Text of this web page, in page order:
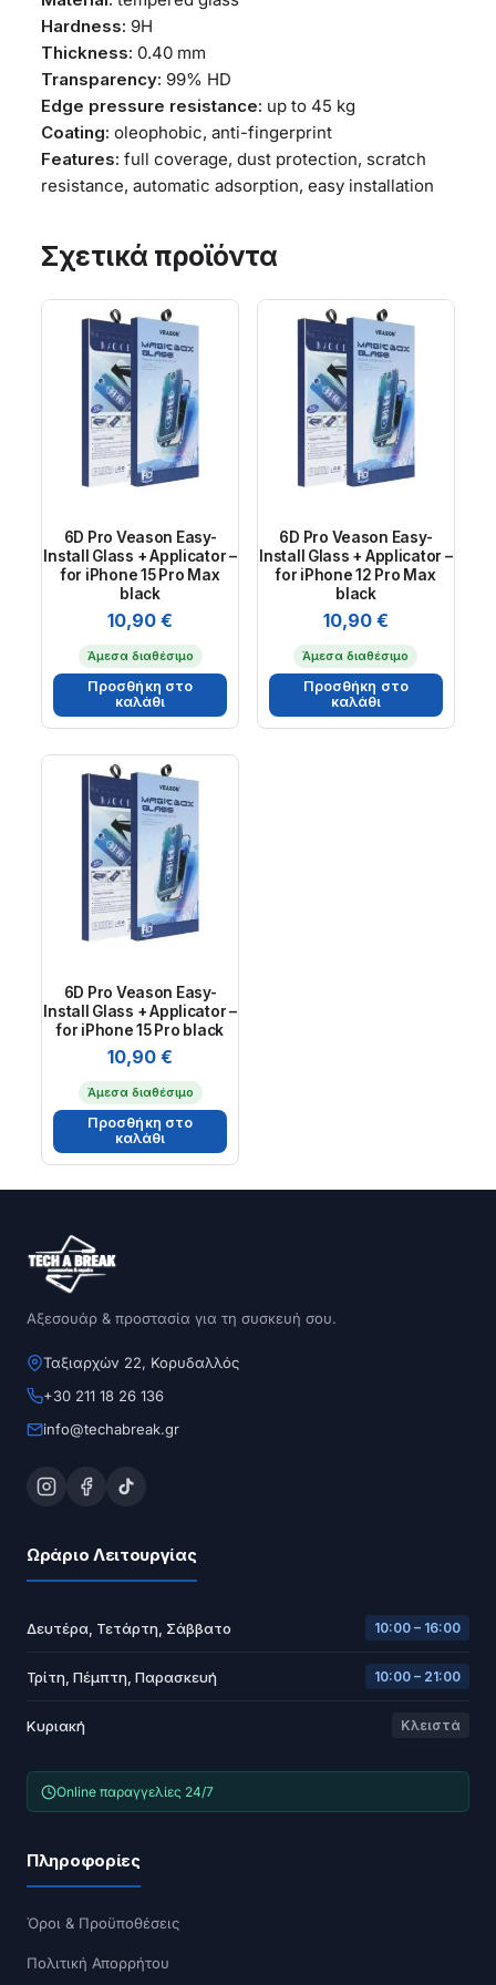
Hardness: 9H
Thickness: 0.40 mm
Transparency: 99% HD
Edge pressure resistance: up to 45 kg
Coating: oleophobic, anti-fingerprint
Features: full coverage, dust protection, scratch
resistance, automatic adsorption, easy installation
Σχετικά προϊόντα
6D Pro Veason Easy-
Install Glass + Applicator –
for iPhone 15 Pro Max
black
10,90€
Άμεσα διαθέσιμο
Προσθήκη στο
καλάθι
6D Pro Veason Easy-
Install Glass + Applicator –
for iPhone 12 Pro Max
black
10,90 €
Άμεσα διαθέσιμο
Προσθήκη στο
καλάθι
6D Pro Veason Easy-
Install Glass + Applicator –
for iPhone 15 Pro black
10,90€
Άμεσα διαθέσιμο
Προσθήκη στο
καλάθι
Αξεσουάρ & προστασία για τη συσκευή σου.
Ταξιαρχών 22, Κορυδαλλός
+30 211 18 26 136
info@techabreak.gr
Ωράριο Λειτουργίας
Δευτέρα, Τετάρτη, Σάββατο 10:00 – 16:00
Τρίτη, Πέμπτη, Παρασκευή 10:00 – 21:00
Κυριακή Κλειστά
Online παραγγελίες 24/7
Πληροφορίες
Όροι & Προϋποθέσεις
Πολιτική Απορρήτου